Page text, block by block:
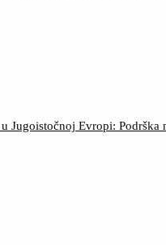
Jugoistočnoj Evropi: